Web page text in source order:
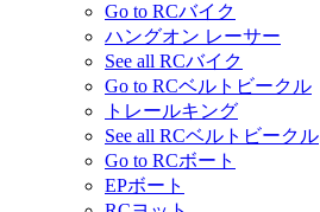
Go to RCバイク
ハングオン レーサー
See all RCバイク
Go to RCベルトビークル
トレールキング
See all RCベルトビークル
Go to RCボート
EPボート